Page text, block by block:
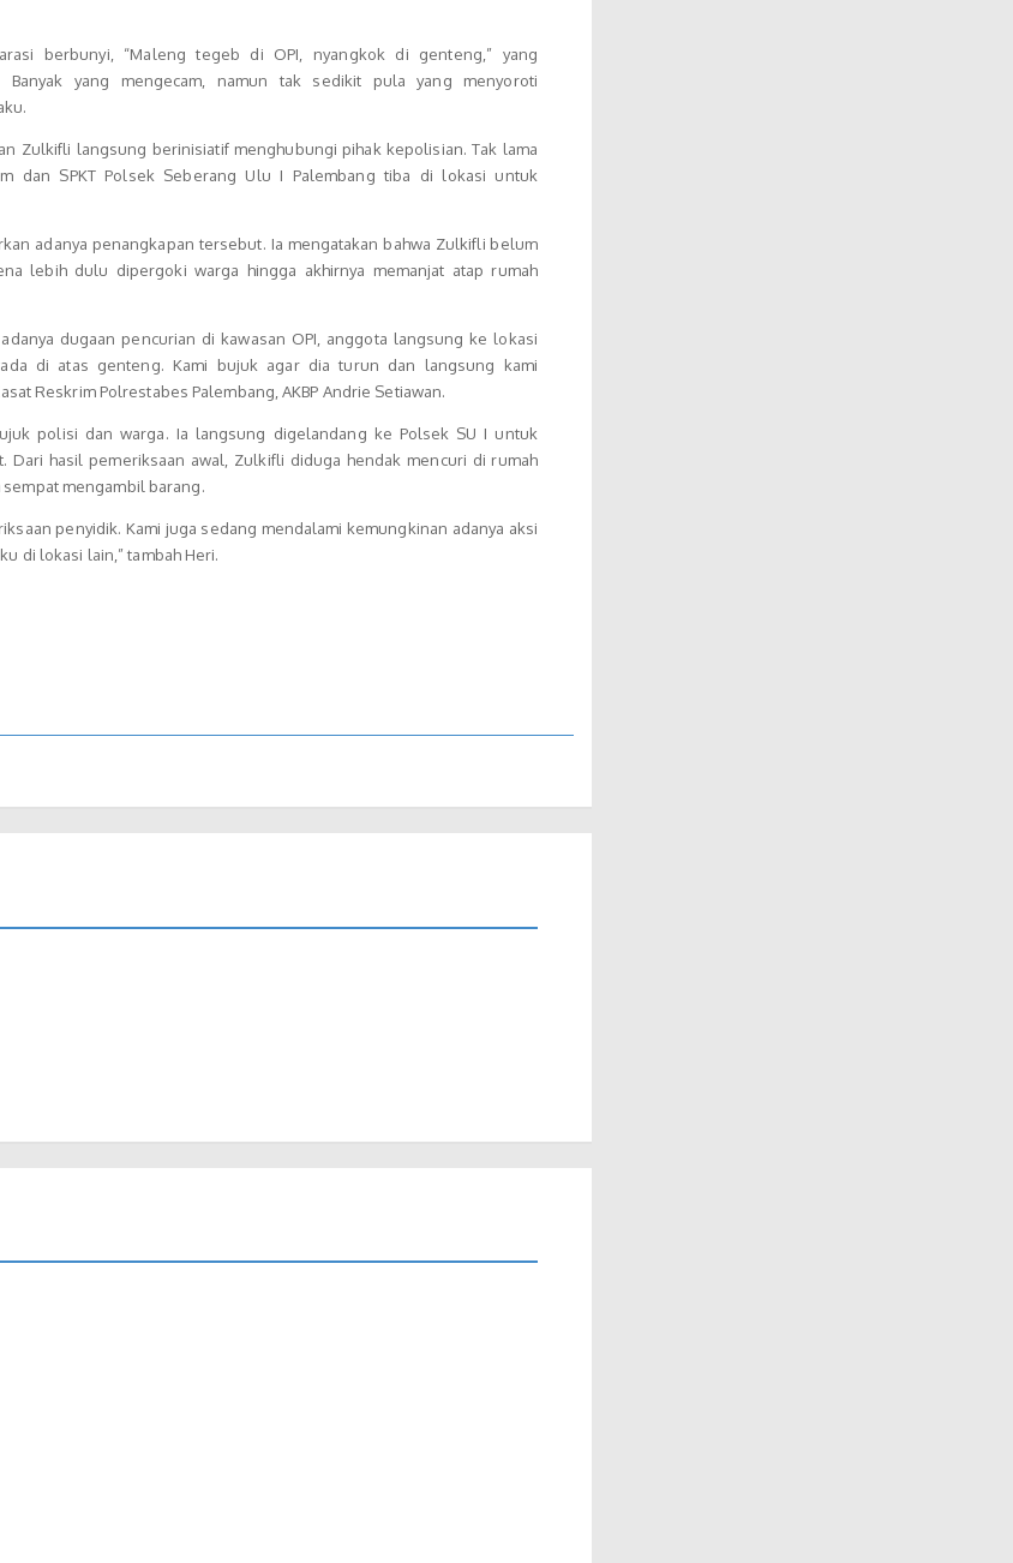
berbunyi, “Maleng tegeb di OPI, nyangkok di genteng,” yang
Banyak yang mengecam, namun tak sedikit pula yang menyoroti
Zulkifli langsung berinisiatif menghubungi pihak kepolisian. Tak lama
dan SPKT Polsek Seberang Ulu I Palembang tiba di lokasi untuk
adanya penangkapan tersebut. Ia mengatakan bahwa Zulkifli belum
lebih dulu dipergoki warga hingga akhirnya memanjat atap rumah
dugaan pencurian di kawasan OPI, anggota langsung ke lokasi
di atas genteng. Kami bujuk agar dia turun dan langsung kami
Reskrim Polrestabes Palembang, AKBP Andrie Setiawan.
polisi dan warga. Ia langsung digelandang ke Polsek SU I untuk
Dari hasil pemeriksaan awal, Zulkifli diduga hendak mencuri di rumah
mengambil barang.
penyidik. Kami juga sedang mendalami kemungkinan adanya aksi
di lokasi lain,” tambah Heri.